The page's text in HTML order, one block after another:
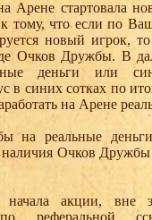
Арене стартовала
тому, что если по
новый
Очков Дружбы. В
деньги или
в синих сотках по
на Арене
реальные деньги
Очков Дружбы
акции, вне
по